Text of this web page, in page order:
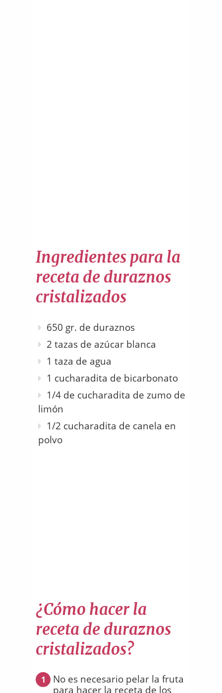
Ingredientes para la
receta de duraznos
cristalizados
650 gr. de duraznos
2 tazas de azúcar blanca
1 taza de agua
1 cucharadita de bicarbonato
1/4 de cucharadita de zumo de
limón
1/2 cucharadita de canela en
polvo
¿Cómo hacer la
receta de duraznos
cristalizados?
1
No es necesario pelar la fruta
para hacer la receta de los